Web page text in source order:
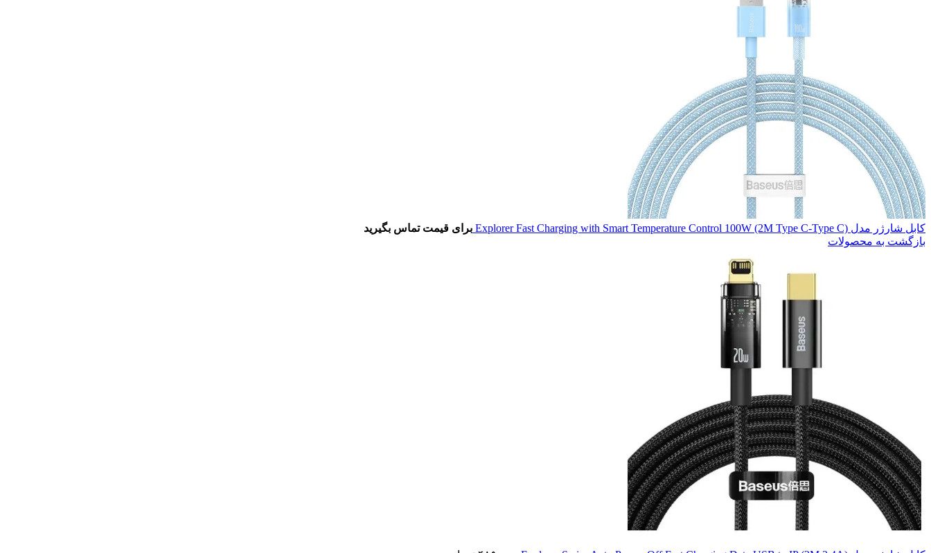
کابل شارژر مدل Explorer Fast Charging with Smart Temperature Control 100W (2M Type C-Type C)
برای قیمت تماس بگیرید
بازگشت به محصولات